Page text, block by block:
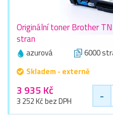
Originální toner Brother
stran
azurová 6000
Skladem - externě
3 935 Kč
3 252 Kč bez DPH -